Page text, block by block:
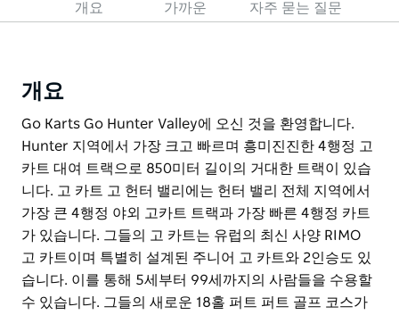
개요 가까운 자주 묻는 질문
개요
Go Karts Go Hunter Valley에 오신 것을 환영합니다.
Hunter 지역에서 가장 크고 빠르며 흥미진진한 4행정 고
카트 대여 트랙으로 850미터 길이의 거대한 트랙이 있습
니다. 고 카트 고 헌터 밸리에는 헌터 밸리 전체 지역에서
가장 큰 4행정 야외 고카트 트랙과 가장 빠른 4행정 카트
가 있습니다. 그들의 고 카트는 유럽의 최신 사양 RIMO
고 카트이며 특별히 설계된 주니어 고 카트와 2인승도 있
습니다. 이를 통해 5세부터 99세까지의 사람들을 수용할
수 있습니다. 그들의 새로운 18홀 퍼트 퍼트 골프 코스가